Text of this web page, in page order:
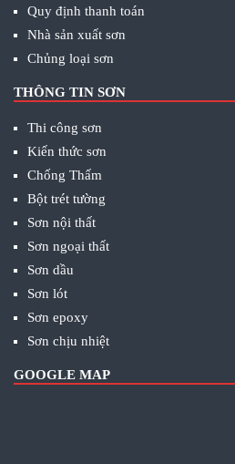
Quy định thanh toán
Nhà sản xuất sơn
Chủng loại sơn
THÔNG TIN SƠN
Thi công sơn
Kiến thức sơn
Chống Thấm
Bột trét tường
Sơn nội thất
Sơn ngoại thất
Sơn dầu
Sơn lót
Sơn epoxy
Sơn chịu nhiệt
GOOGLE MAP